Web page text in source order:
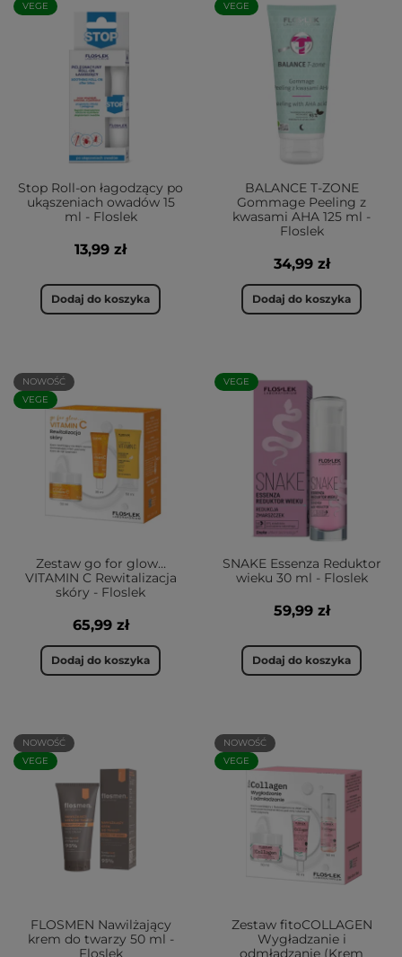
VEGE
Stop Roll-on łagodzący po
ukąszeniach owadów 15
ml - Floslek
13,99 zł
Dodaj do koszyka
VEGE
BALANCE T-ZONE
Gommage Peeling z
kwasami AHA 125 ml -
Floslek
34,99 zł
Dodaj do koszyka
NOWOŚĆ
VEGE
Zestaw go for glow…
VITAMIN C Rewitalizacja
skóry - Floslek
65,99 zł
Dodaj do koszyka
VEGE
SNAKE Essenza Reduktor
wieku 30 ml - Floslek
59,99 zł
Dodaj do koszyka
NOWOŚĆ
VEGE
FLOSMEN Nawilżający
krem do twarzy 50 ml -
Floslek
NOWOŚĆ
VEGE
Zestaw fitoCOLLAGEN
Wygładzanie i
odmładzanie (Krem